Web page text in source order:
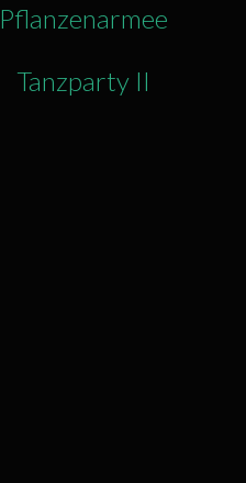
Pflanzenarmee
Tanzparty II